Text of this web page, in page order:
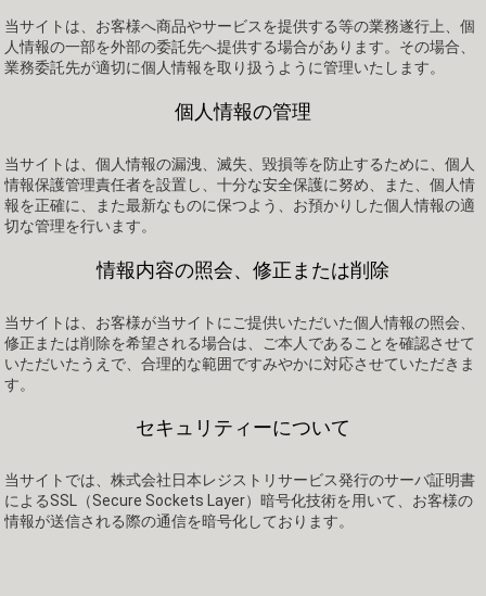
当サイトは、お客様へ商品やサービスを提供する等の業務遂行上、個
人情報の一部を外部の委託先へ提供する場合があります。その場合、
業務委託先が適切に個人情報を取り扱うように管理いたします。
個人情報の管理
当サイトは、個人情報の漏洩、滅失、毀損等を防止するために、個人
情報保護管理責任者を設置し、十分な安全保護に努め、また、個人情
報を正確に、また最新なものに保つよう、お預かりした個人情報の適
切な管理を行います。
情報内容の照会、修正または削除
当サイトは、お客様が当サイトにご提供いただいた個人情報の照会、
修正または削除を希望される場合は、ご本人であることを確認させて
いただいたうえで、合理的な範囲ですみやかに対応させていただきま
す。
セキュリティーについて
当サイトでは、株式会社日本レジストリサービス発行のサーバ証明書
によるSSL（Secure Sockets Layer）暗号化技術を用いて、お客様の
情報が送信される際の通信を暗号化しております。